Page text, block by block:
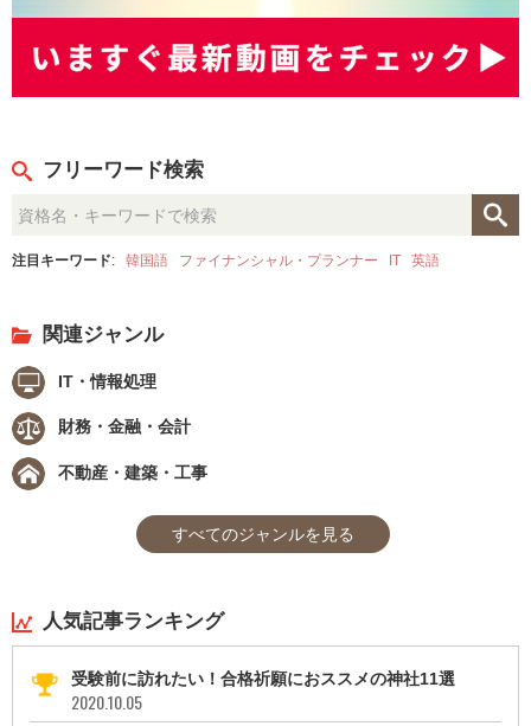
フリーワード検索
注目キーワード: 韓国語 ファイナンシャル・プランナー IT 英語
関連ジャンル
IT・情報処理
財務・金融・会計
不動産・建築・工事
すべてのジャンルを見る
人気記事ランキング
受験前に訪れたい！合格祈願におススメの神社11選
2020.10.05